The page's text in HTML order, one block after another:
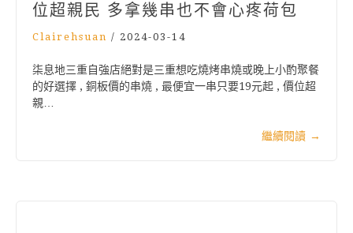
位超親民 多拿幾串也不會心疼荷包
Clairehsuan / 2024-03-14
柒息地三重自強店絕對是三重想吃燒烤串燒或晚上小酌聚餐
的好選擇 , 銅板價的串燒 , 最便宜一串只要19元起 , 價位超
親…
繼續閱讀 →